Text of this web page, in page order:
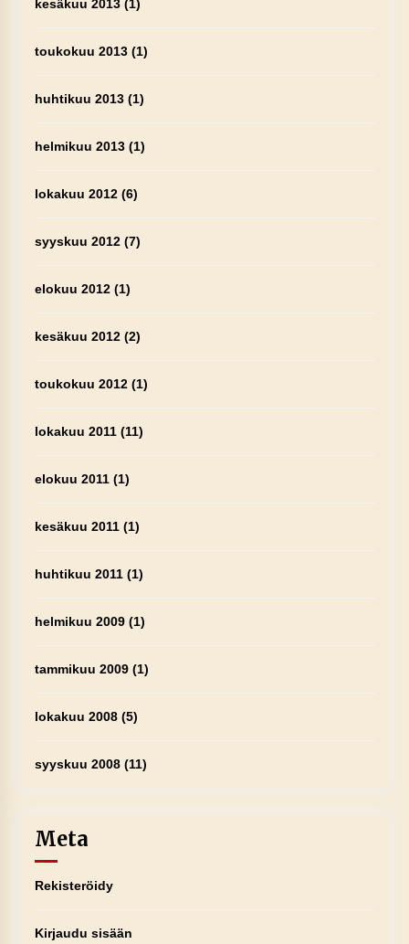
kesäkuu 2013(1)
toukokuu 2013(1)
huhtikuu 2013(1)
helmikuu 2013(1)
lokakuu 2012(6)
syyskuu 2012(7)
elokuu 2012(1)
kesäkuu 2012(2)
toukokuu 2012(1)
lokakuu 2011(11)
elokuu 2011(1)
kesäkuu 2011(1)
huhtikuu 2011(1)
helmikuu 2009(1)
tammikuu 2009(1)
lokakuu 2008(5)
syyskuu 2008(11)
Meta
Rekisteröidy
Kirjaudu sisään